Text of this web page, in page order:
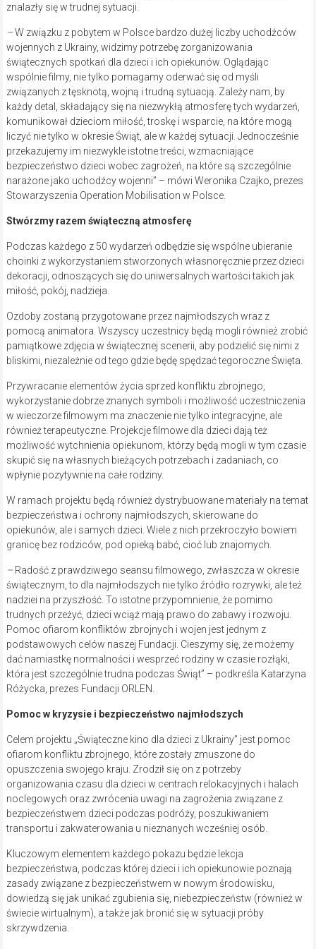
znalazły się w trudnej sytuacji.
–W związku z pobytem w Polsce bardzo dużej liczby uchodźców
wojennych z Ukrainy, widzimy potrzebę zorganizowania
świątecznych spotkań dla dzieci i ich opiekunów. Oglądając
wspólnie filmy, nie tylko pomagamy oderwać się od myśli
związanych z tęsknotą, wojną i trudną sytuacją. Zależy nam, by
każdy detal, składający się na niezwykłą atmosferę tych wydarzeń,
komunikował dzieciom miłość, troskę i wsparcie, na które mogą
liczyć nie tylko w okresie Świąt, ale w każdej sytuacji. Jednocześnie
przekazujemy im niezwykle istotne treści, wzmacniające
bezpieczeństwo dzieci wobec zagrożeń, na które są szczególnie
narażone jako uchodźcy wojenni” – mówi Weronika Czajko, prezes
Stowarzyszenia Operation Mobilisation w Polsce.
Stwórzmy razem świąteczną atmosferę
Podczas każdego z 50 wydarzeń odbędzie się wspólne ubieranie
choinki z wykorzystaniem stworzonych własnoręcznie przez dzieci
dekoracji, odnoszących się do uniwersalnych wartości takich jak
miłość, pokój, nadzieja.
Ozdoby zostaną przygotowane przez najmłodszych wraz z
pomocą animatora. Wszyscy uczestnicy będą mogli również zrobić
pamiątkowe zdjęcia w świątecznej scenerii, aby podzielić się nimi z
bliskimi, niezależnie od tego gdzie będę spędzać tegoroczne Święta.
Przywracanie elementów życia sprzed konfliktu zbrojnego,
wykorzystanie dobrze znanych symboli i możliwość uczestniczenia
w wieczorze filmowym ma znaczenie nie tylko integracyjne, ale
również terapeutyczne. Projekcje filmowe dla dzieci dają też
możliwość wytchnienia opiekunom, którzy będą mogli w tym czasie
skupić się na własnych bieżących potrzebach i zadaniach, co
wpłynie pozytywnie na całe rodziny.
W ramach projektu będą również dystrybuowane materiały na temat
bezpieczeństwa i ochrony najmłodszych, skierowane do
opiekunów, ale i samych dzieci. Wiele z nich przekroczyło bowiem
granicę bez rodziców, pod opieką babć, cioć lub znajomych.
– Radość z prawdziwego seansu filmowego, zwłaszcza w okresie
świątecznym, to dla najmłodszych nie tylko źródło rozrywki, ale też
nadziei na przyszłość. To istotne przypomnienie, że pomimo
trudnych przeżyć, dzieci wciąż mają prawo do zabawy i rozwoju.
Pomoc ofiarom konfliktów zbrojnych i wojen jest jednym z
podstawowych celów naszej Fundacji. Cieszymy się, że możemy
dać namiastkę normalności i wesprzeć rodziny w czasie rozłąki,
która jest szczególnie trudna podczas Świąt” – podkreśla Katarzyna
Różycka, prezes Fundacji ORLEN.
Pomoc w kryzysie i bezpieczeństwo najmłodszych
Celem projektu „Świąteczne kino dla dzieci z Ukrainy” jest pomoc
ofiarom konfliktu zbrojnego, które zostały zmuszone do
opuszczenia swojego kraju. Zrodził się on z potrzeby
organizowania czasu dla dzieci w centrach relokacyjnych i halach
noclegowych oraz zwrócenia uwagi na zagrożenia związane z
bezpieczeństwem dzieci podczas podróży, poszukiwaniem
transportu i zakwaterowania u nieznanych wcześniej osób.
Kluczowym elementem każdego pokazu będzie lekcja
bezpieczeństwa, podczas której dzieci i ich opiekunowie poznają
zasady związane z bezpieczeństwem w nowym środowisku,
dowiedzą się jak unikać zgubienia się, niebezpieczeństw (również w
świecie wirtualnym), a także jak bronić się w sytuacji próby
skrzywdzenia.